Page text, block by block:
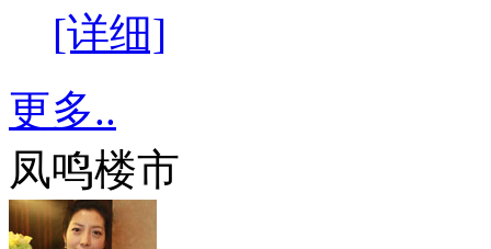
[详细]
更多..
凤鸣楼市